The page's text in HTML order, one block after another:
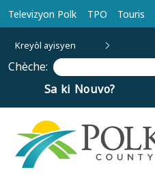
Ale nan kontni prensipal la
Televizyon Polk TPO Touris
Kreyòl ayisyen
Chèche:
Sa ki Nouvo?